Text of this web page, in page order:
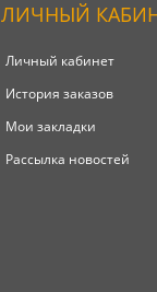
ЛИЧНЫЙ
Личный кабинет
История заказов
Мои закладки
Рассылка новостей